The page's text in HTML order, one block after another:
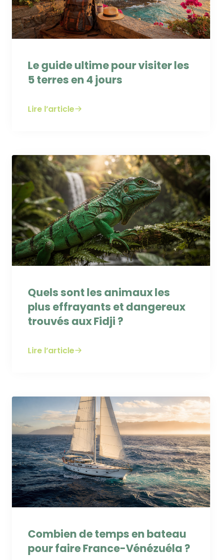
Le guide ultime pour visiter les
5 terres en 4 jours
Lire l’article
Quels sont les animaux les
plus effrayants et dangereux
trouvés aux Fidji ?
Lire l’article
Combien de temps en bateau
pour faire France-Vénézuéla ?